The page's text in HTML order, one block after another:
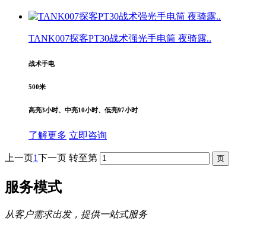
TANK007探客PT30战术强光手电筒 夜骑露..
战术手电
500米
高亮3小时、中亮10小时、低亮97小时
了解更多 立即咨询
上一页1下一页 转至第
服务模式
从客户需求出发，提供一站式服务